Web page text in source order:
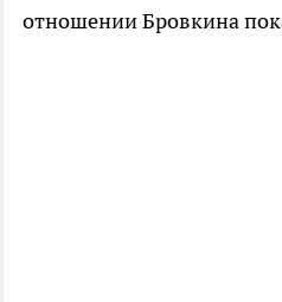
отношении Бровкина